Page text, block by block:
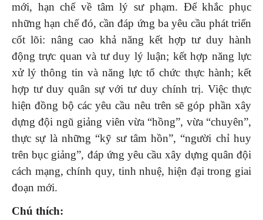
mới, hạn chế về tâm lý sư phạm. Để khắc phục
những hạn chế đó, cần đáp ứng ba yêu cầu phát triển
cốt lõi: nâng cao khả năng kết hợp tư duy hành
động trực quan và tư duy lý luận; kết hợp năng lực
xử lý thông tin và năng lực tổ chức thực hành; kết
hợp tư duy quân sự với tư duy chính trị. Việc thực
hiện đồng bộ các yêu cầu nêu trên sẽ góp phần xây
dựng đội ngũ giảng viên vừa “hồng”, vừa “chuyên”,
thực sự là những “kỹ sư tâm hồn”, “người chỉ huy
trên bục giảng”, đáp ứng yêu cầu xây dựng quân đội
cách mạng, chính quy, tinh nhuệ, hiện đại trong giai
đoạn mới.
Chú thích: